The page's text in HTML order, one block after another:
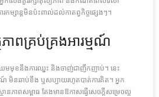
កម្សាន្តមិនប៉ះពាល់ដល់កាតព្វកិច្ចផ្សេងៗ។
ាពគ្រប់គ្រងអារម្មណ៍
ឈមមុខនឹងការឈ្នះ និងចាញ់ជាញឹកញាប់។ នេះ
មណ៍ មិនឆាប់ខឹង ឬសប្បាយរហូតបាត់ការគិត។ អ្នក
ានភាពសម្ពាធ តែងមានឱកាសធ្វើសេចក្តីសម្រេចល្អ